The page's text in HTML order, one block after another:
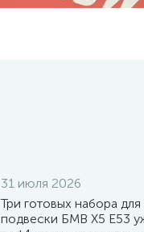
31 июля 2026
Три готовых набора для
подвески БМВ Х5 E53